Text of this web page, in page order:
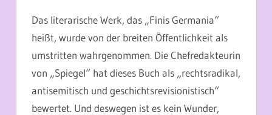
Das literarische Werk, das „Finis Germania“
heißt, wurde von der breiten Öffentlichkeit als
umstritten wahrgenommen. Die Chefredakteurin
von „Spiegel“ hat dieses Buch als „rechtsradikal,
antisemitisch und geschichtsrevisionistisch“
bewertet. Und deswegen ist es kein Wunder,